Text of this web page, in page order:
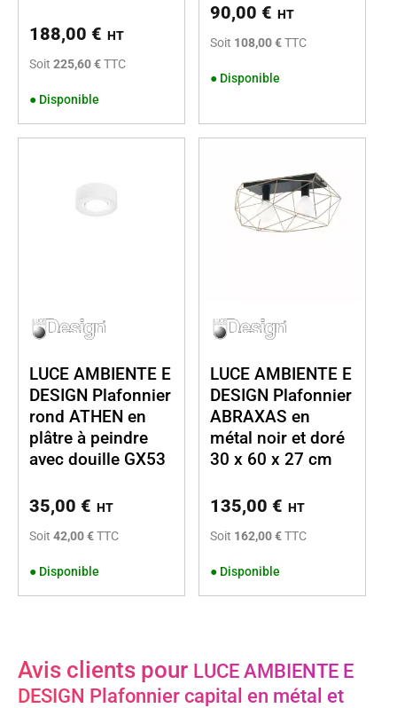
188,00 € HT
Soit 225,60 €TTC
● Disponible
90,00 € HT
Soit 108,00 €TTC
● Disponible
LUCE AMBIENTE E
DESIGN Plafonnier
rond ATHEN en
plâtre à peindre
avec douille GX53
35,00 € HT
Soit 42,00 €TTC
● Disponible
LUCE AMBIENTE E
DESIGN Plafonnier
ABRAXAS en
métal noir et doré
30 x 60 x 27 cm
135,00 € HT
Soit 162,00 €TTC
● Disponible
Avis clients pour LUCE AMBIENTE E
DESIGN Plafonnier capital en métal et